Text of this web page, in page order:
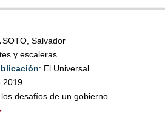
SOTO, Salvador
y escaleras
: El Universal
2019
los desafíos de un gobierno